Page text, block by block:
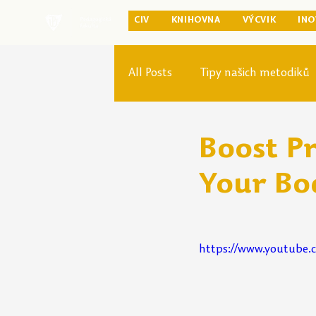
CIV KNIHOVNA VÝCVIK
All Posts Tipy našich metodiků
Boost
Your
https://